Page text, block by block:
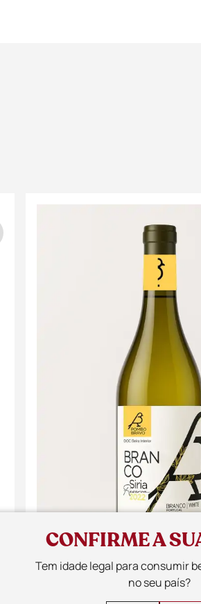
CONFIRME A
Tem idade legal para consumir
no seu país?